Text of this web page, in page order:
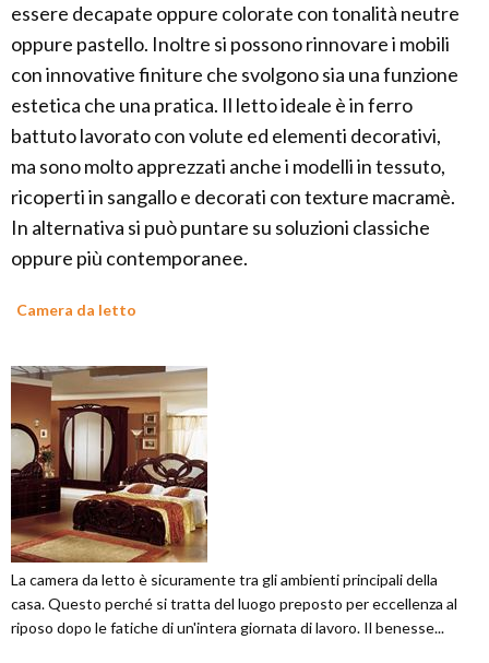
essere decapate oppure colorate con tonalità neutre
oppure pastello. Inoltre si possono rinnovare i mobili
con innovative finiture che svolgono sia una funzione
estetica che una pratica. Il letto ideale è in ferro
battuto lavorato con volute ed elementi decorativi,
ma sono molto apprezzati anche i modelli in tessuto,
ricoperti in sangallo e decorati con texture macramè.
In alternativa si può puntare su soluzioni classiche
oppure più contemporanee.
Camera da letto
La camera da letto è sicuramente tra gli ambienti principali della
casa. Questo perché si tratta del luogo preposto per eccellenza al
riposo dopo le fatiche di un'intera giornata di lavoro. Il benesse...